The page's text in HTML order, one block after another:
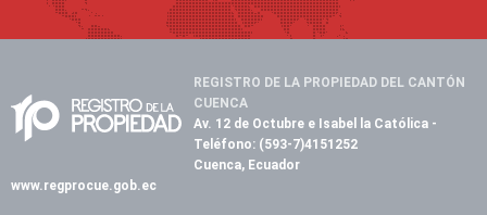
REGISTRO DE LA PROPIEDAD DEL CANTÓN
CUENCA
Av. 12 de Octubre e Isabel la Católica -
Teléfono: (593-7)4151252
Cuenca, Ecuador
www.regprocue.gob.ec